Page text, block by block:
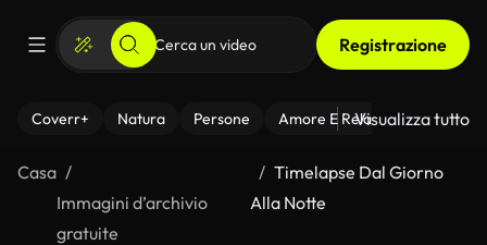
Registrazione
Coverr+ Natura Persone Amore E Relazioni Il
Visualizza tutto
Casa
Immagini d’archivio
gratuite
Timelapse Dal Giorno
Alla Notte